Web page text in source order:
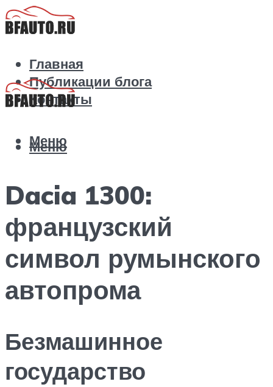
Главная
Публикации блога
Контакты
Меню
Меню
Dacia 1300:
французский
символ румынского
автопрома
Безмашинное
государство